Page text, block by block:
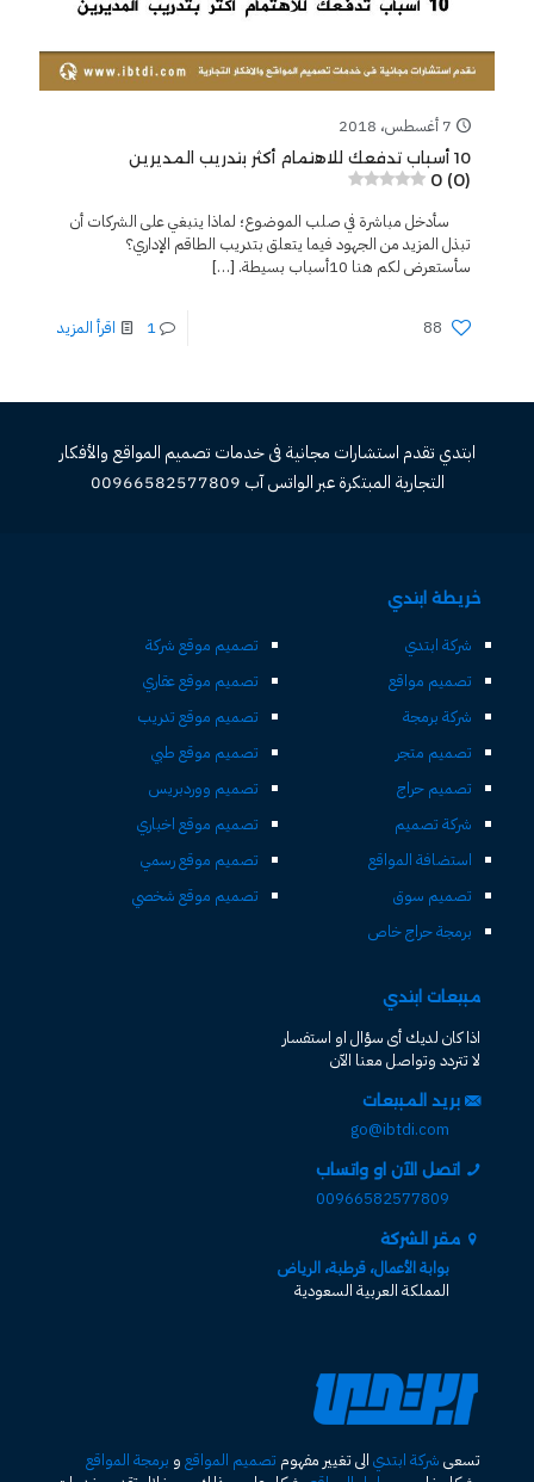
7 أغسطس، 2018
10 أسباب تدفعك للاهتمام أكثر بتدريب المديرين
0 (0)
سأدخل مباشرة في صلب الموضوع؛ لماذا ينبغي على الشركات أن
تبذل المزيد من الجهود فيما يتعلق بتدريب الطاقم الإداري؟
سأستعرض لكم هنا 10أسباب بسيطة.
[…]
88
1 اقرأ المزيد
ابتدي تقدم استشارات مجانية فى خدمات تصميم المواقع والأفكار
التجارية المبتكرة عبر الواتس آب 00966582577809
خريطة ابتدي
شركة ابتدي
تصميم مواقع
شركة برمجة
تصميم متجر
تصميم حراج
شركة تصميم
استضافة المواقع
تصميم سوق
برمجة حراج خاص
تصميم موقع شركة
تصميم موقع عقاري
تصميم موقع تدريب
تصميم موقع طبي
تصميم ووردبريس
تصميم موقع اخباري
تصميم موقع رسمي
تصميم موقع شخصي
مبيعات ابتدي
اذا كان لديك أى سؤال او استفسار
لا تتردد وتواصل معنا الآن
بريد المبيعات
go@ibtdi.com
اتصل الآن او واتساب
00966582577809
مقر الشركة
بوابة الأعمال، قرطبة، الرياض
المملكة العربية السعودية
تسعى شركة ابتدي الى تغيير مفهوم تصميم المواقع و برمجة المواقع